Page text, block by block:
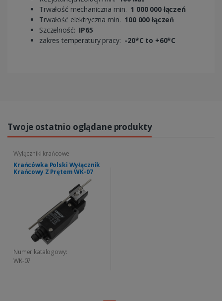
Trwałość mechaniczna min. 1 000 000 łączeń
Trwałość elektryczna min. 100 000 łączeń
Szczelność: IP65
zakres temperatury pracy: -20*C to +60*C
Twoje ostatnio oglądane produkty
Wyłączniki krańcowe
Krańcówka Polski Wyłącznik
Krańcowy Z Prętem WK-07
Numer katalogowy:
WK-07